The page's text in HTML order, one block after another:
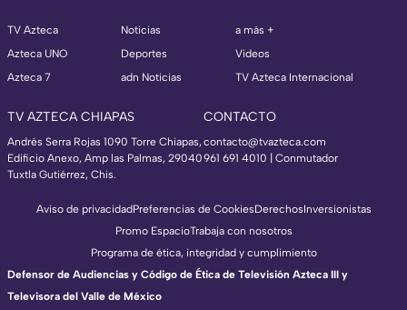
TV Azteca
Azteca UNO
Azteca 7
Noticias
Deportes
adn Noticias
a más +
Videos
TV Azteca Internacional
TV AZTECA CHIAPAS
Andrés Serra Rojas 1090 Torre Chiapas,
Edificio Anexo, Amp las Palmas, 29040
Tuxtla Gutiérrez, Chis.
CONTACTO
contacto@tvazteca.com
961 691 4010 | Conmutador
Aviso de privacidadPreferencias de CookiesDerechosInversionistas
Promo EspacioTrabaja con nosotros
Programa de ética, integridad y cumplimiento
Defensor de Audiencias y Código de Ética de Televisión Azteca III y
Televisora del Valle de México